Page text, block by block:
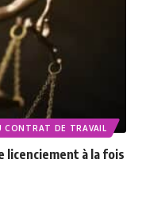
CONTRAT DE TRAVAIL
licenciement à la fois